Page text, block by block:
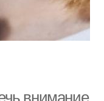
внимание